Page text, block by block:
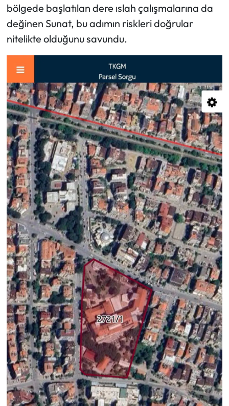
bölgede başlatılan dere ıslah çalışmalarına da
değinen Sunat, bu adımın riskleri doğrular
nitelikte olduğunu savundu.